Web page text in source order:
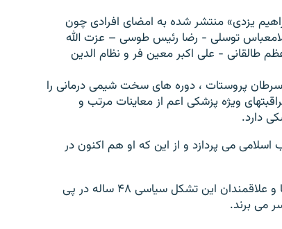
يزدى» منتشر شده به امضاى افرادى چون
توسلى - رضا رئيس طوسى – عزت الله
- على اكبر معين فر و نظام الدين
سرطان پروستات ، دوره هاى سخت شيمى درمانى را
ويژه پزشكى اعم از معاينات مرتب و
دارد.
مى پردازد و از اين كه او هم اكنون در
ابراهيم يزدى دبير كل نهضت آزادى و سيزده نفر ديگر از اعضا و علاقمندان اين تشكل سياسى ۴۸ ساله در پى
مى برند.